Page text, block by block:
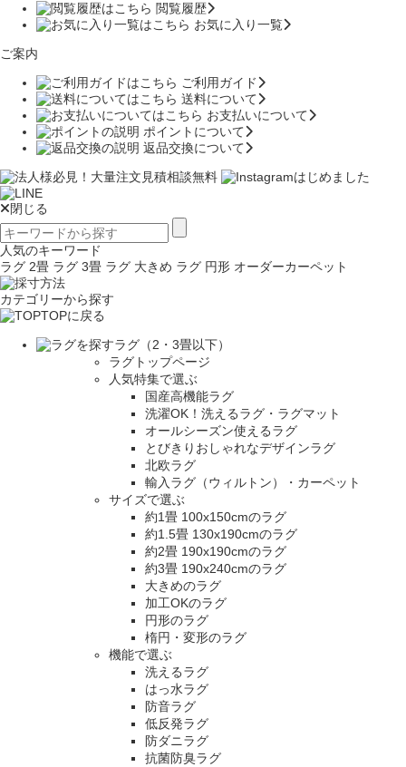
閲覧履歴
お気に入り一覧
ご案内
ご利用ガイド
送料について
お支払いについて
ポイントについて
返品交換について
閉じる
人気のキーワード
ラグ 2畳 ラグ 3畳 ラグ 大きめ ラグ 円形 オーダーカーペット
カテゴリーから探す
TOPに戻る
ラグ（2・3畳以下）
ラグトップページ
人気特集で選ぶ
国産高機能ラグ
洗濯OK！洗えるラグ・ラグマット
オールシーズン使えるラグ
とびきりおしゃれなデザインラグ
北欧ラグ
輸入ラグ（ウィルトン）・カーペット
サイズで選ぶ
約1畳 100x150cmのラグ
約1.5畳 130x190cmのラグ
約2畳 190x190cmのラグ
約3畳 190x240cmのラグ
大きめのラグ
加工OKのラグ
円形のラグ
楕円・変形のラグ
機能で選ぶ
洗えるラグ
はっ水ラグ
防音ラグ
低反発ラグ
防ダニラグ
抗菌防臭ラグ